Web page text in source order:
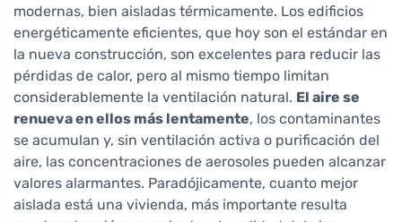
modernas, bien aisladas térmicamente. Los edificios
energéticamente eficientes, que hoy son el estándar en
la nueva construcción, son excelentes para reducir las
pérdidas de calor, pero al mismo tiempo limitan
considerablemente la ventilación natural. El aire se
renueva en ellos más lentamente, los contaminantes
se acumulan y, sin ventilación activa o purificación del
aire, las concentraciones de aerosoles pueden alcanzar
valores alarmantes. Paradójicamente, cuanto mejor
aislada está una vivienda, más importante resulta